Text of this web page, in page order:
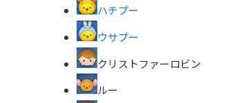
ハチプー
ウサプー
クリストファーロビン
ルー